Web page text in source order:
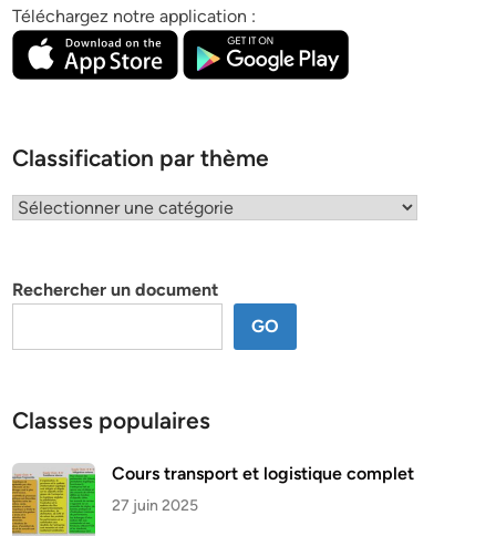
Téléchargez notre application :
Classification par thème
Classification
Rechercher un document
GO
Classes populaires
Cours transport et logistique complet
27 juin 2025